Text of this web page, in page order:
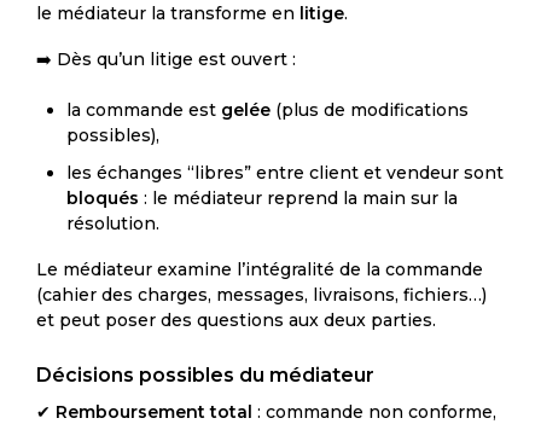
le médiateur la transforme en litige.
➡️ Dès qu’un litige est ouvert :
la commande est gelée (plus de modifications
possibles),
les échanges “libres” entre client et vendeur sont
bloqués : le médiateur reprend la main sur la
résolution.
Le médiateur examine l’intégralité de la commande
(cahier des charges, messages, livraisons, fichiers…)
et peut poser des questions aux deux parties.
Décisions possibles du médiateur
✔ Remboursement total : commande non conforme,